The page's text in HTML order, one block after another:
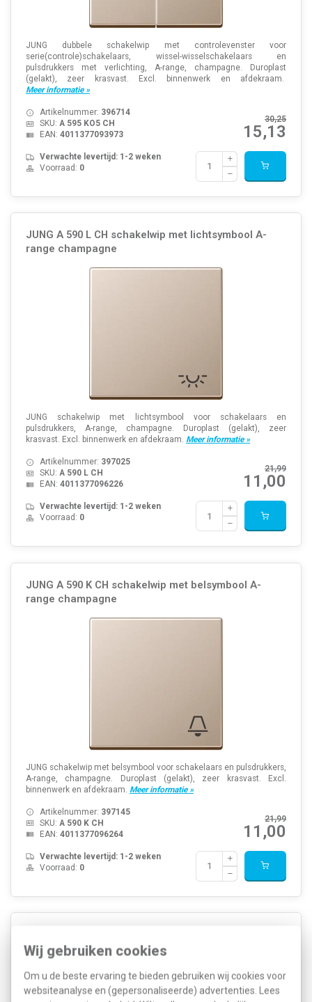
Wij gebruiken cookies
Om u de beste ervaring te bieden gebruiken wij cookies voor
websiteanalyse en (gepersonaliseerde) advertenties. Lees
JUNG dubbele schakelwip met controlevenster voor
serie(controle)schakelaars, wissel-wisselschakelaars en
pulsdrukkers met verlichting, A-range, champagne. Duroplast
(gelakt), zeer krasvast. Excl. binnenwerk en afdekraam.
Meer informatie »
30,25
15,13
Artikelnummer: 396714
SKU: A 595 KO5 CH
EAN: 4011377093973
Verwachte levertijd: 1-2 weken
Voorraad: 0
JUNG A 590 L CH schakelwip met lichtsymbool A-
range champagne
JUNG schakelwip met lichtsymbool voor schakelaars en
pulsdrukkers, A-range, champagne. Duroplast (gelakt), zeer
krasvast. Excl. binnenwerk en afdekraam. Meer informatie »
21,99
11,00
Artikelnummer: 397025
SKU: A 590 L CH
EAN: 4011377096226
Verwachte levertijd: 1-2 weken
Voorraad: 0
JUNG A 590 K CH schakelwip met belsymbool A-
range champagne
JUNG schakelwip met belsymbool voor schakelaars en pulsdrukkers,
A-range, champagne. Duroplast (gelakt), zeer krasvast. Excl.
binnenwerk en afdekraam. Meer informatie »
21,99
11,00
Artikelnummer: 397145
SKU: A 590 K CH
EAN: 4011377096264
Verwachte levertijd: 1-2 weken
Voorraad: 0
range champagne